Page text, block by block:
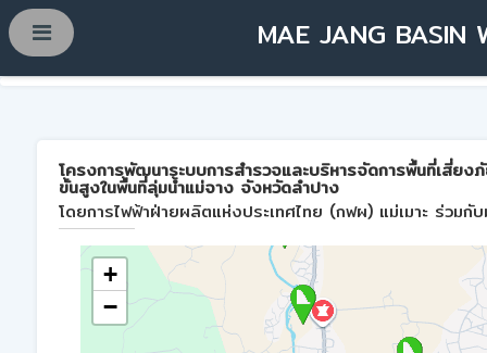
MAE JANG BASIN
โครงการพัฒนาระบบการสำรวจและบริหารจัดการพื้นที่เสี่ย
ขั้นสูงในพื้นที่ลุ่มน้ำแม่จาง จังหวัดลำปาง
โดยการไฟฟ้าฝ่ายผลิตแห่งประเทศไทย (กฟผ) แม่เมาะ ร่วมกั
+
−